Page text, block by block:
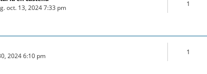
oct. 13, 2024 7:33 pm 1
2024 6:10 pm 1